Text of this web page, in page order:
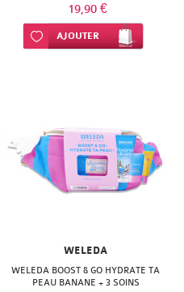
19,90 €
Ajouter à ma liste d’envie
AJOUTER
WELEDA
WELEDA BOOST & GO HYDRATE TA
PEAU BANANE + 3 SOINS